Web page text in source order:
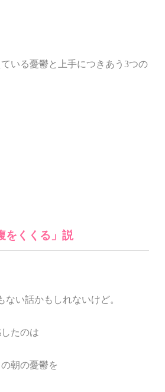
いる憂鬱と上手につきあう3つの
をくくる」説
ない話かもしれないけど。
たのは
朝の憂鬱を